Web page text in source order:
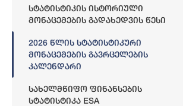
Სტატისტიკის Ისტორიული
Მონაცემების Გადახედვის Წესი
2026 Წლის Სტატისტიკური
Მონაცემების Გავრცელების
Კალენდარი
Სახელმწიფო Ფინანსების
Სტატისტიკა ESA